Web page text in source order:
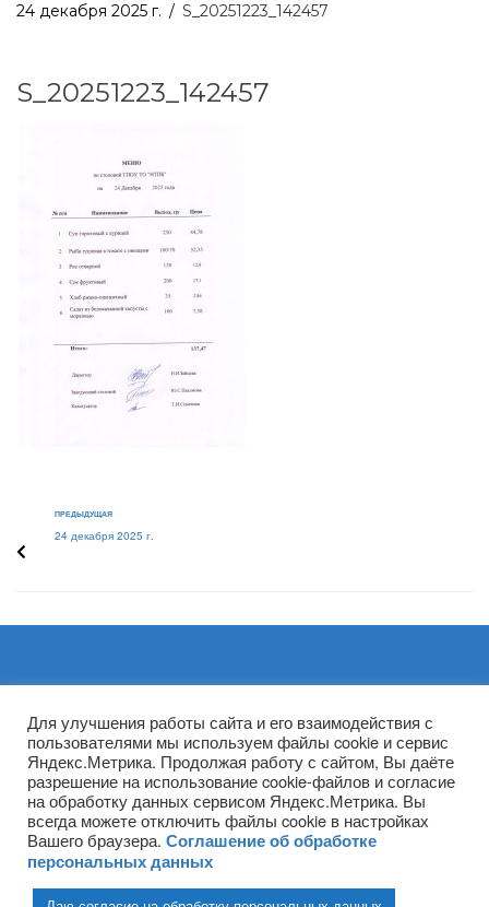
24 декабря 2025 г. / S_20251223_142457
S_20251223_142457
ПРЕДЫДУЩАЯ
24 декабря 2025 г.
Архивы
(ГПОУ ТО «НТПБ») 2020 г. ©
Для улучшения работы сайта и его взаимодействия с
пользователями мы используем файлы cookie и сервис
Яндекс.Метрика. Продолжая работу с сайтом, Вы даёте
разрешение на использование cookie-файлов и согласие
на обработку данных сервисом Яндекс.Метрика. Вы
всегда можете отключить файлы cookie в настройках
Вашего браузера. Соглашение об обработке
персональных данных